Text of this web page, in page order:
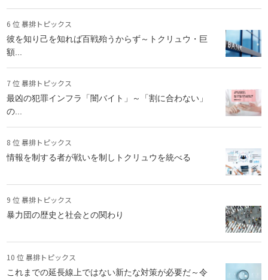
6 位 暴排トピックス
彼を知り己を知れば百戦殆うからず～トクリュウ・巨
額...
7 位 暴排トピックス
最凶の犯罪インフラ「闇バイト」～「割に合わない」
の...
8 位 暴排トピックス
情報を制する者が戦いを制しトクリュウを統べる
9 位 暴排トピックス
暴力団の歴史と社会との関わり
10 位 暴排トピックス
これまでの延長線上ではない新たな対策が必要だ～令